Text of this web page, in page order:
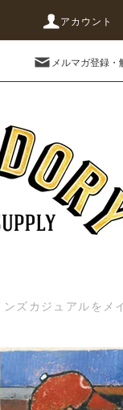
アカウント
メルマガ登録・
ズカジュアルを